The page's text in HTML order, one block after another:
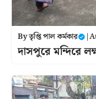
Byতৃপ্তি পাল কর্মকার |
দাসপুরে মন্দিরে